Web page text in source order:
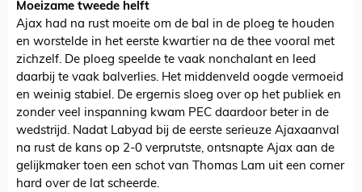
Moeizame tweede helft
Ajax had na rust moeite om de bal in de ploeg te houden
en worstelde in het eerste kwartier na de thee vooral met
zichzelf. De ploeg speelde te vaak nonchalant en leed
daarbij te vaak balverlies. Het middenveld oogde vermoeid
en weinig stabiel. De ergernis sloeg over op het publiek en
zonder veel inspanning kwam PEC daardoor beter in de
wedstrijd. Nadat Labyad bij de eerste serieuze Ajaxaanval
na rust de kans op 2-0 verprutste, ontsnapte Ajax aan de
gelijkmaker toen een schot van Thomas Lam uit een corner
hard over de lat scheerde.